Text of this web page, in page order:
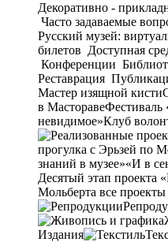
Декоративно -
Часто задаваемые
Русский музей:
билетов Доступная
Конференции
Реставрация
Мастер изящной кисти
в Мастораве
невидимое»Клуб
прогулка с Эрьзей по
знаний в музее»«И в
Десятый этап
Мольберта все проекты
Издания